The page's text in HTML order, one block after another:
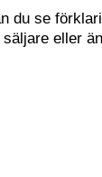
du se
eller